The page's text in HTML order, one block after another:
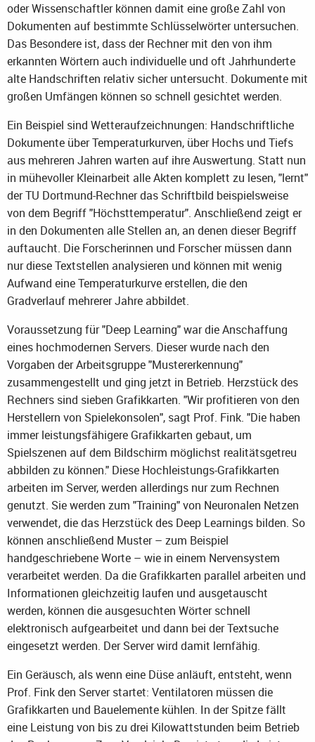
oder Wissenschaftler können damit eine große Zahl von
Dokumenten auf bestimmte Schlüsselwörter untersuchen.
Das Besondere ist, dass der Rechner mit den von ihm
erkannten Wörtern auch individuelle und oft Jahrhunderte
alte Handschriften relativ sicher untersucht. Dokumente mit
großen Umfängen können so schnell gesichtet werden.
Ein Beispiel sind Wetteraufzeichnungen: Handschriftliche
Dokumente über Temperaturkurven, über Hochs und Tiefs
aus mehreren Jahren warten auf ihre Auswertung. Statt nun
in mühevoller Kleinarbeit alle Akten komplett zu lesen, "lernt"
der TU Dortmund-Rechner das Schriftbild beispielsweise
von dem Begriff "Höchsttemperatur". Anschließend zeigt er
in den Dokumenten alle Stellen an, an denen dieser Begriff
auftaucht. Die Forscherinnen und Forscher müssen dann
nur diese Textstellen analysieren und können mit wenig
Aufwand eine Temperaturkurve erstellen, die den
Gradverlauf mehrerer Jahre abbildet.
Voraussetzung für "Deep Learning" war die Anschaffung
eines hochmodernen Servers. Dieser wurde nach den
Vorgaben der Arbeitsgruppe "Mustererkennung"
zusammengestellt und ging jetzt in Betrieb. Herzstück des
Rechners sind sieben Grafikkarten. "Wir profitieren von den
Herstellern von Spielekonsolen", sagt Prof. Fink. "Die haben
immer leistungsfähigere Grafikkarten gebaut, um
Spielszenen auf dem Bildschirm möglichst realitätsgetreu
abbilden zu können." Diese Hochleistungs-Grafikkarten
arbeiten im Server, werden allerdings nur zum Rechnen
genutzt. Sie werden zum "Training" von Neuronalen Netzen
verwendet, die das Herzstück des Deep Learnings bilden. So
können anschließend Muster – zum Beispiel
handgeschriebene Worte – wie in einem Nervensystem
verarbeitet werden. Da die Grafikkarten parallel arbeiten und
Informationen gleichzeitig laufen und ausgetauscht
werden, können die ausgesuchten Wörter schnell
elektronisch aufgearbeitet und dann bei der Textsuche
eingesetzt werden. Der Server wird damit lernfähig.
Ein Geräusch, als wenn eine Düse anläuft, entsteht, wenn
Prof. Fink den Server startet: Ventilatoren müssen die
Grafikkarten und Bauelemente kühlen. In der Spitze fällt
eine Leistung von bis zu drei Kilowattstunden beim Betrieb